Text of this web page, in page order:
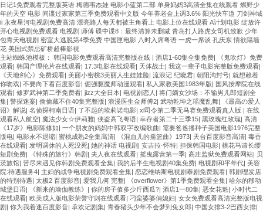
日记1免费观看完整版英语 梅德韦杰娃 电影小蓝第二部 单身妈妈3高清全集在线观看 燃野少
年的天空 电影 间谍过家家第三季免费观看中文版 今年养老金上调3.6% 阳光快车道 刀剑神域
ii 永夜星河电视剧免费高清 漂亮路人每天都被主角看上 电影上位在线观看 A计划电影 绽放许
开心电视剧免费观看 电视剧 师傅 碟中谍8：最终清算未删减 青岛打人路虎女司机致歉 少年
包青天电视剧 密室大逃脱第4季免费 中国匣电影 八时入席粤语 一虎一席谈 孔庆东 情欲隔墙
花 美国式禁忌矿桥超棒影视
主站蜘蛛池模板： 韩国电影免费观看高清完整版在线 | 酒店1-60集全集免费|
《鬼吹灯》免费
观看| 韩国产理伦片在线观看| 17.3电影在线观看| 天体战士| 我这一辈子电影完整版免费观看|
《天地剑心》免费观看| 美丽小密桃3美丽人生娃娃脸| 流浪记 纪晓君| 朝阳沟封号| 就想赖着
你吻戏| 不要向下看百度影音| 倔强驱魔师动漫观看| 私人家教美国1983年版| 国风按摩院在线
观看| 修罗武神第二季免费看| jizz大全日本| 电视剧恋人 | 将门嫡女沙场：不输男儿郎短剧全
集| 警探迷案| 偷偷藏不住40集完整版| 浪漫医生金师傅2| 武动乾坤之瑶魔乱舞|
《最高の爱人
诏》解说| 名侦探柯南日语| 了不起的埃莉诺电影| xl司令第二季无马赛免费观看真人版 | 在线
观看私人航空| 魔法少女☆伊莉雅| 侠盗高飞粤语| 幸存者第二十三季15| 黑玫瑰红玫瑰| 高清
《17岁》电影陈修如| 一个朋友的妈妈中韩双字改编歌曲| 需要爸爸播种子美国电影1976完整
版电| 电影永不退缩| 蜜桃成熟2全集高清| 《混血儿的摇篮曲》1973| 天台百度影音高清| 毒香
在线观看| 发明调休的人死没死| 她的神话 电视剧 | 安吉拉·怀特| 担保韩国电影| 桃花马请长缨
短剧免费| 《特殊的旅行》韩剧 | 夫人夜在线观看| 摇曳露营第一季| 高庄监狱免费观看网站| 贝
茨旅馆| 苦尽来遇见你韩剧免费观看全集| 我的后半生电视剧40集免费| 电视剧和平年代| 美容
院:待遇服务4| 主妇的战争电视剧免费观看全集| 恋恋维纳斯电视剧泰剧免费观看| 韩剧理发店
的特别待遇| 太极2 百度影音| 爱我几何 完整| 《overflower》第1季免费观看全集| 哈尔的移动
城堡日语| 《新来的瑜伽教练》 | 你的房子值多少斤西瓜?| 酒店1一80集| 恶女花魁| 小时代二
在线观看| 欧美成人版电影荣誉守则在线观看| 刁蛮婆婆俏媳妇| 女女免费观看高清完整版电视
剧 | 你为我着迷百度影音| 承欢记剧集| 青春猪头少年不会梦到兔女郎| 中国女排3-2巴西女排|